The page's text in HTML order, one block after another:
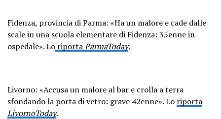
Fidenza, provincia di Parma: «Ha un malore e cade dalle
scale in una scuola elementare di Fidenza: 35enne in
ospedale». Lo riportaParmaToday.
Livorno: «Accusa un malore al bar e crolla a terra
sfondando la porta di vetro: grave 42enne». Lo riporta
LivornoToday.